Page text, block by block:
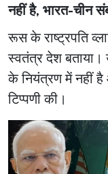
नहीं है, भारत-चीन
रूस के राष्ट्रपति
स्वतंत्र देश बताया।
के नियंत्रण में नहीं है
टिप्पणी की।